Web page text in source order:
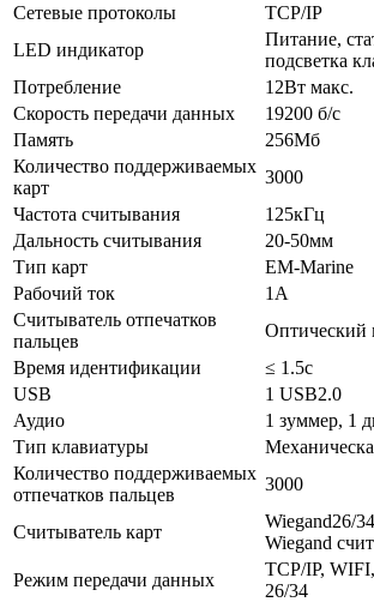
Сетевые протоколы
TCP/IP
LED индикатор
Питание,
подсветка
Потребление
12Вт макс.
Скорость передачи данных
19200 б/с
Память
256Мб
Количество поддерживаемых
карт
3000
Частота считывания
125кГц
Дальность считывания
20-50мм
Тип карт
EM-Marine
Рабочий ток
1А
Считыватель отпечатков
пальцев
Оптический
Время идентификации
≤ 1.5c
USB
1 USB2.0
Аудио
1 зуммер, 1
Тип клавиатуры
Количество поддерживаемых
отпечатков пальцев
3000
Считыватель карт
Wiegand26/
Wiegand
Режим передачи данных
TCP/IP,
26/34